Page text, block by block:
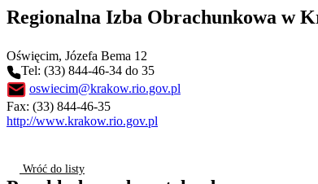
Regionalna Izba Obrachunkowa w
Oświęcim, Józefa Bema 12
Tel: (33) 844-46-34 do 35
oswiecim@krakow.rio.gov.pl
Fax: (33) 844-46-35
http://www.krakow.rio.gov.pl
Wróć do listy